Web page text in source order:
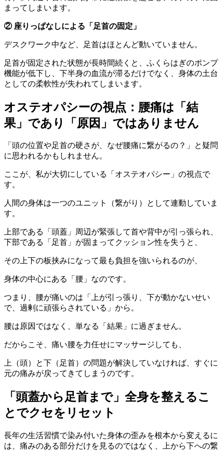
まってしまいます。
② 座りっぱなしによる「足首の固定」
デスクワーク中など、足首はほとんど動いていません。
足首が固定された状態が長時間続くと、ふくらはぎのポンプ
機能が低下し、下半身の血流が滞るだけでなく、身体の土台
としての柔軟性が失われてしまいます。
オステオパシーの視点：腰痛は「結
果」であり「原因」ではありません
「頭の位置や足首の硬さが、なぜ腰痛に繋がるの？」と疑問
に思われるかもしれません。
ここが、私が大切にしている「オステオパシー」の視点で
す。
人間の身体は一つのユニット（繋がり）として連動していま
す。
上部である「頭蓋」周辺が緊張して首や背中が引っ張られ、
下部である「足首」が固まってクッション性を失うと、
その上下の板挟みになって最も負担を強いられるのが、
身体の中心にある「腰」なのです。
つまり、腰が痛いのは「上が引っ張り、下が動かないせい
で、過剰に頑張らされている」から。
腰は原因ではなく、単なる「結果」に過ぎません。
だからこそ、痛い腰を力任せにマッサージしても、
上（頭）と下（足首）の問題が解決していなければ、すぐに
元の痛みが戻ってきてしまうのです。
「頭蓋から足首まで」全身を整えるこ
とでクセをリセット
長年の生活習慣で染み付いた身体の歪みを根本から変えるに
は、痛みのある部分だけを見るのではなく、上から下への繋